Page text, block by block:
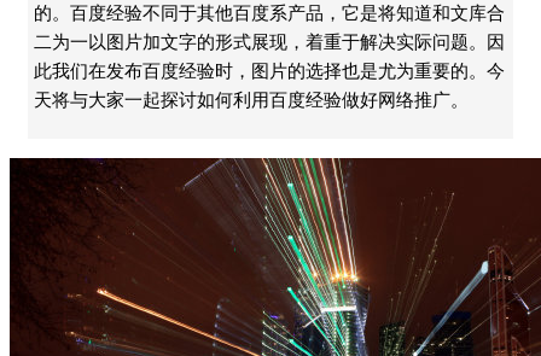
的。百度经验不同于其他百度系产品，它是将知道和文库合
二为一以图片加文字的形式展现，着重于解决实际问题。因
此我们在发布百度经验时，图片的选择也是尤为重要的。今
天将与大家一起探讨如何利用百度经验做好网络推广。